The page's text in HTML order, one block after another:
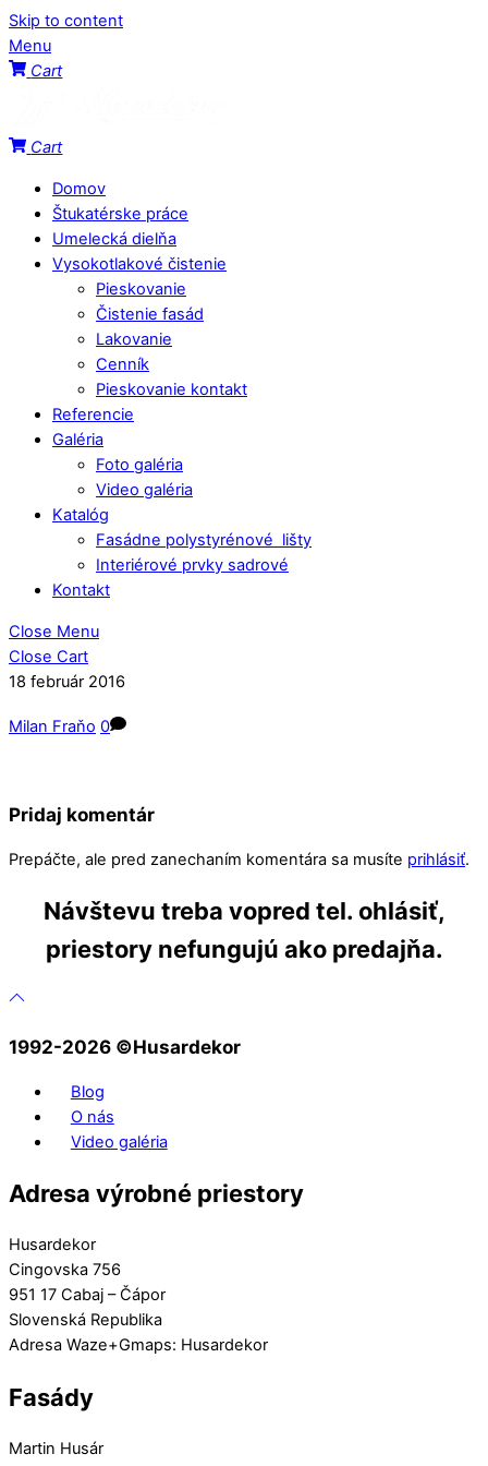
Skip to content
Menu
Cart
Cart
Domov
Štukatérske práce
Umelecká dielňa
Vysokotlakové čistenie
Pieskovanie
Čistenie fasád
Lakovanie
Cenník
Pieskovanie kontakt
Referencie
Galéria
Foto galéria
Video galéria
Katalóg
Fasádne polystyrénové lišty
Interiérové prvky sadrové
Kontakt
Close Menu
Close Cart
18 február 2016
Milan Fraňo 0
Pridaj komentár
Prepáčte, ale pred zanechaním komentára sa musíte prihlásiť.
Návštevu treba vopred tel. ohlásiť,
priestory nefungujú ako predajňa.
1992-2026 ©️Husardekor
Blog
O nás
Video galéria
Adresa výrobné priestory
Husardekor
Cingovska 756
951 17 Cabaj – Čápor
Slovenská Republika
Adresa Waze+Gmaps: Husardekor
Fasády
Martin Husár